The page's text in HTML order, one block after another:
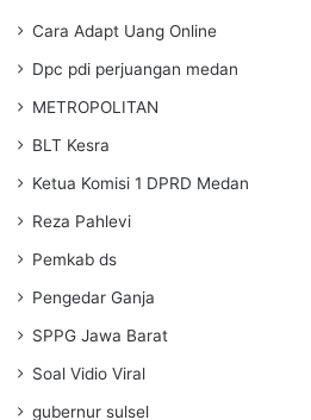
Cara Adapt Uang Online
Dpc pdi perjuangan medan
METROPOLITAN
BLT Kesra
Ketua Komisi 1 DPRD Medan
Reza Pahlevi
Pemkab ds
Pengedar Ganja
SPPG Jawa Barat
Soal Vidio Viral
gubernur sulsel